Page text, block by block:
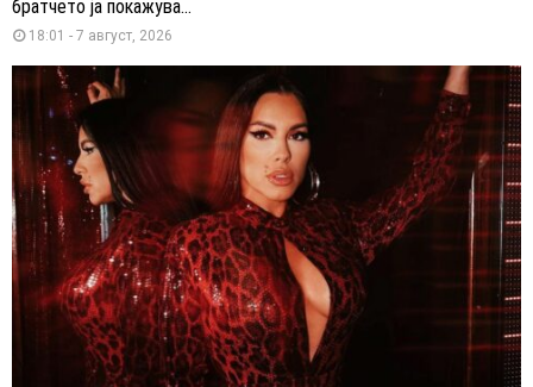
братчето ја покажува...
18:01 - 7 август, 2026